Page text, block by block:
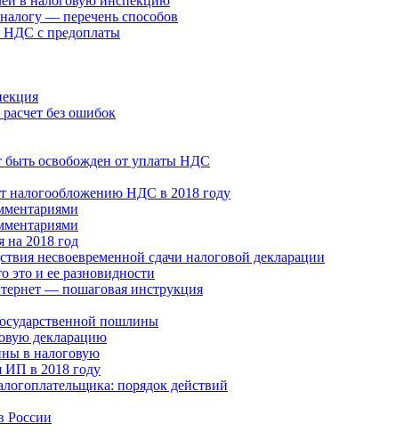
— перечень способов
с предоплаты
без ошибок
освобожден от уплаты НДС
налогообложению НДС в 2018 году
2018 год
несвоевременной сдачи налоговой декларации
это и ее разновидности
— пошаговая инструкция
пошлины
декларацию
в налоговую
ИП в 2018 году
порядок действий
России